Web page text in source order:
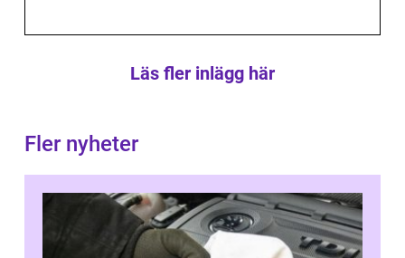
Läs fler inlägg här
Fler nyheter